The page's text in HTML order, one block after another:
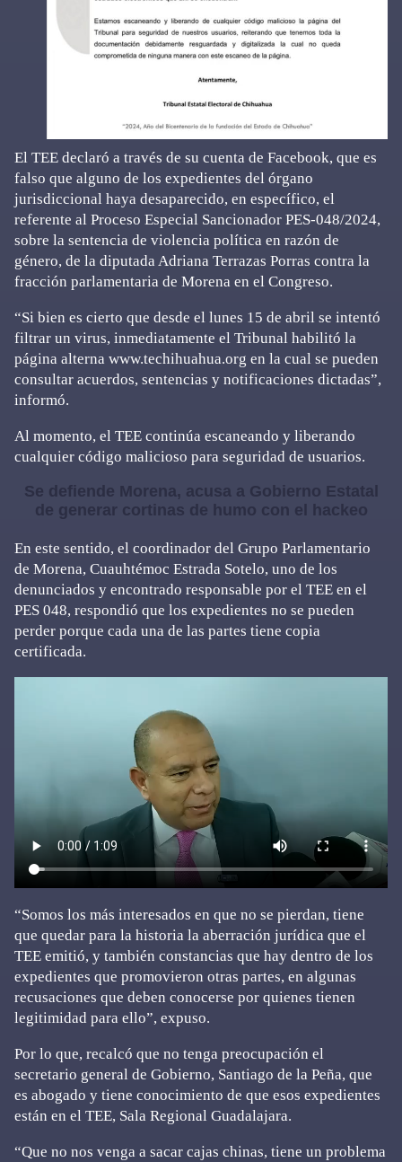
El TEE declaró a través de su cuenta de Facebook, que es
falso que alguno de los expedientes del órgano
jurisdiccional haya desaparecido, en específico, el
referente al Proceso Especial Sancionador PES-048/2024,
sobre la sentencia de violencia política en razón de
género, de la diputada Adriana Terrazas Porras contra la
fracción parlamentaria de Morena en el Congreso.
“Si bien es cierto que desde el lunes 15 de abril se intentó
filtrar un virus, inmediatamente el Tribunal habilitó la
página alterna www.techihuahua.org en la cual se pueden
consultar acuerdos, sentencias y notificaciones dictadas”,
informó.
Al momento, el TEE continúa escaneando y liberando
cualquier código malicioso para seguridad de usuarios.
Se defiende Morena, acusa a Gobierno Estatal
de generar cortinas de humo con el hackeo
En este sentido, el coordinador del Grupo Parlamentario
de Morena, Cuauhtémoc Estrada Sotelo, uno de los
denunciados y encontrado responsable por el TEE en el
PES 048, respondió que los expedientes no se pueden
perder porque cada una de las partes tiene copia
certificada.
“Somos los más interesados en que no se pierdan, tiene
que quedar para la historia la aberración jurídica que el
TEE emitió, y también constancias que hay dentro de los
expedientes que promovieron otras partes, en algunas
recusaciones que deben conocerse por quienes tienen
legitimidad para ello”, expuso.
Por lo que, recalcó que no tenga preocupación el
secretario general de Gobierno, Santiago de la Peña, que
es abogado y tiene conocimiento de que esos expedientes
están en el TEE, Sala Regional Guadalajara.
“Que no nos venga a sacar cajas chinas, tiene un problema